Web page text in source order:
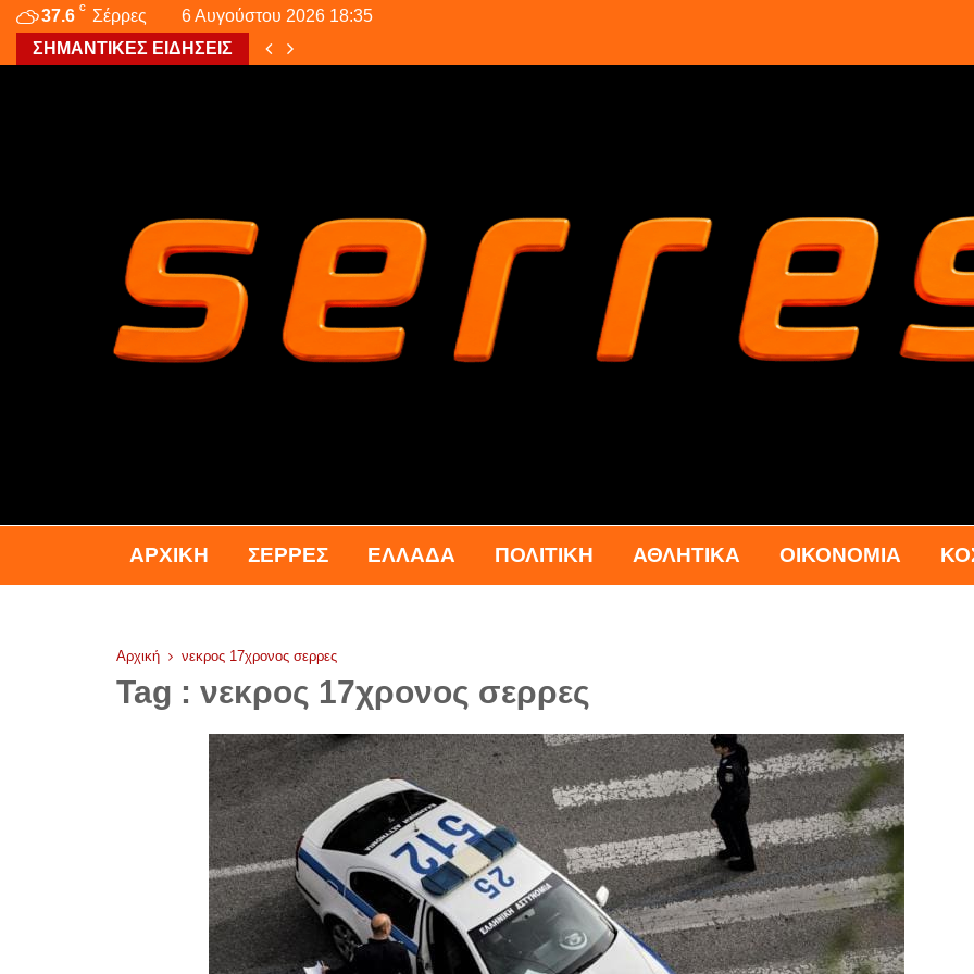
37.6 C Σέρρες
6 Αυγούστου 2026 18:35
ΣΗΜΑΝΤΙΚΕΣ ΕΙΔΗΣΕΙΣ
ΑΡΧΙΚΉ ΣΕΡΡΕΣ ΕΛΛΑΔΑ ΠΟΛΙΤΙΚΗ ΑΘΛΗΤΙΚΑ ΟΙΚΟΝΟΜΙΑ
Αρχική νεκρος 17χρονος σερρες
Tag : νεκρος 17χρονος σερρες